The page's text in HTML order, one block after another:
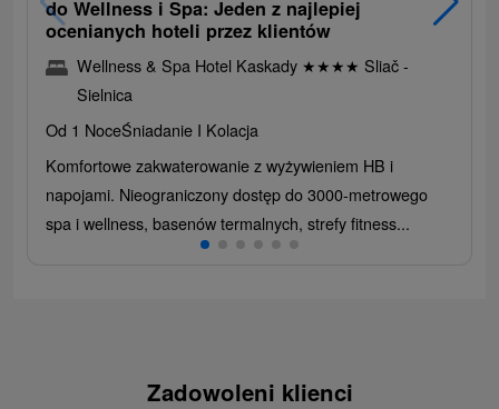
do Wellness i Spa: Jeden z najlepiej
ocenianych hoteli przez klientów
Wellness & Spa Hotel Kaskady ★★★★ Sliač -
Sielnica
Od 1 NoceŚniadanie I Kolacja
Komfortowe zakwaterowanie z wyżywieniem HB i
napojami. Nieograniczony dostęp do 3000-metrowego
spa i wellness, basenów termalnych, strefy fitness...
Zadowoleni klienci